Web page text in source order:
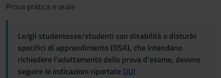
Prova pratica e orale
Le/gli studentesse/studenti con disabilità o disturbi
specifici di apprendimento (DSA), che intendano
richiedere l'adattamento della prova d'esame, devono
seguire le indicazioni riportate QUI